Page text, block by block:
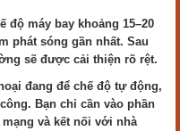
độ máy bay khoảng 15–20
phát sóng gần nhất. Sau
sẽ được cải thiện rõ rệt.
đang để chế độ tự động,
Bạn chỉ cần vào phần
và kết nối với nhà